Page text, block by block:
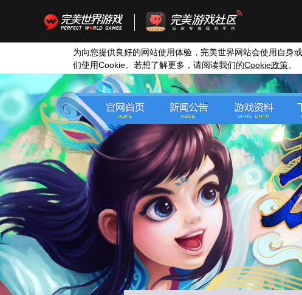
为向您提供良好的网站使用体验，完美世界网站会使用自身
们使用Cookie。若想了解更多，请阅读我们的Cookie政策。